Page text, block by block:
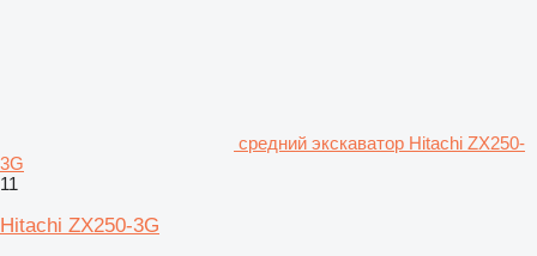
средний экскаватор Hitachi ZX250-
3G
11
Hitachi ZX250-3G